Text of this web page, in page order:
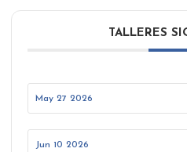
TALLERES
May 27 2026
Jun 10 2026